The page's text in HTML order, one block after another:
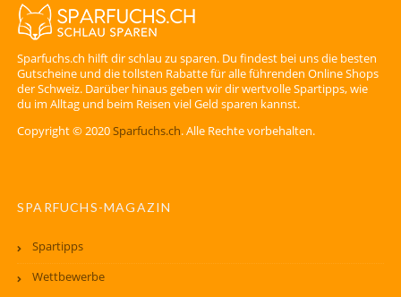
Sparfuchs.ch hilft dir schlau zu sparen. Du findest bei uns die besten
Gutscheine und die tollsten Rabatte für alle führenden Online Shops
der Schweiz. Darüber hinaus geben wir dir wertvolle Spartipps, wie
du im Alltag und beim Reisen viel Geld sparen kannst.
Copyright © 2020Sparfuchs.ch. Alle Rechte vorbehalten.
SPARFUCHS-MAGAZIN
Spartipps
Wettbewerbe